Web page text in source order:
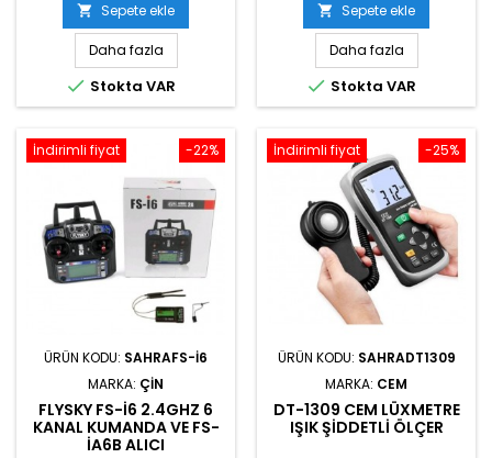
 Sepete ekle
Daha fazla
 Stokta VAR
 Sepete ekle
Daha fazla
 Stokta VAR
-22%
İndirimli fiyat
ÜRÜN KODU: SAHRAFS-I6
MARKA: ÇIN
FLYSKY FS-I6 2.4GHZ 6
KANAL KUMANDA VE FS-
IA6B ALICI
-25%
İndirimli fiyat
ÜRÜN KODU: SAHRADT1309
MARKA: CEM
DT-1309 CEM LÜXMETRE
IŞIK ŞIDDETLI ÖLÇER